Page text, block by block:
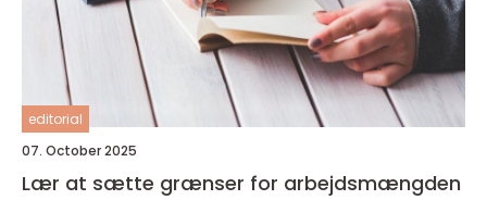
editorial
07. October 2025
Lær at sætte grænser for arbejdsmængden